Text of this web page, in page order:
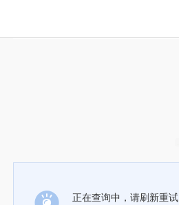
正在查询中，请刷新重试